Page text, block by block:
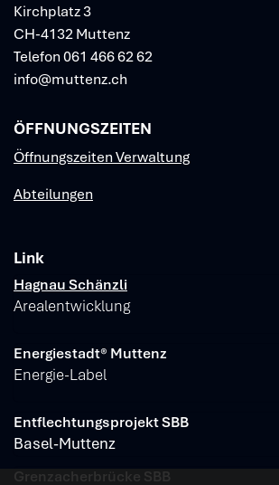
Kirchplatz 3
CH-4132 Muttenz
Telefon061 466 62 62
info@muttenz.ch
ÖFFNUNGSZEITEN
Öffnungszeiten Verwaltung
Abteilungen
Link
Verschiedene Informationen
Hagnau Schänzli
Arealentwicklung
Energiestadt® Muttenz
Energie-Label
Entflechtungsprojekt SBB
Basel-Muttenz
Grenzacherbrücke SBB